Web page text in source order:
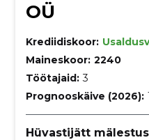
OÜ
Krediidiskoor:
Maineskoor: 2240
Töötajaid: 3
Prognooskäive (2026):
Hüvastijätt